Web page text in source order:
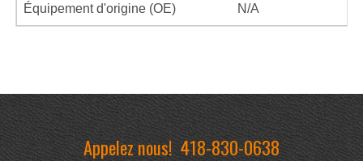
Équipement d'origine (OE) N/A
Appelez nous!418-830-0638